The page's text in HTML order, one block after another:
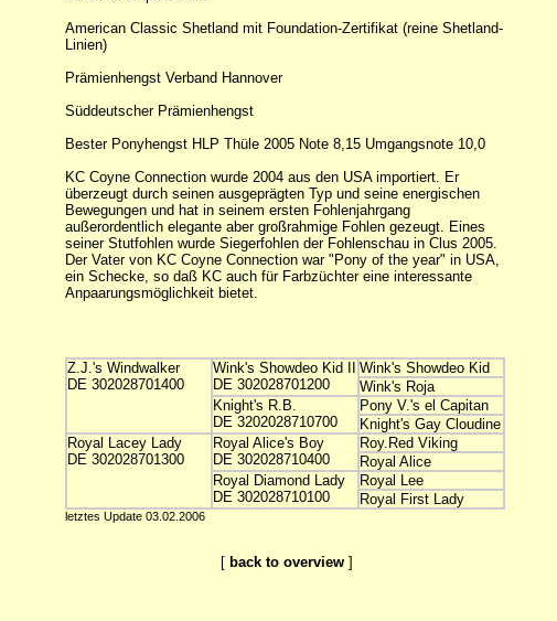
American Classic Shetland mit Foundation-Zertifikat (reine Shetland-
Linien)
Prämienhengst Verband Hannover
Süddeutscher Prämienhengst
Bester Ponyhengst HLP Thüle 2005 Note 8,15 Umgangsnote 10,0
KC Coyne Connection wurde 2004 aus den USA importiert. Er
überzeugt durch seinen ausgeprägten Typ und seine energischen
Bewegungen und hat in seinem ersten Fohlenjahrgang
außerordentlich elegante aber großrahmige Fohlen gezeugt. Eines
seiner Stutfohlen wurde Siegerfohlen der Fohlenschau in Clus 2005.
Der Vater von KC Coyne Connection war "Pony of the year" in USA,
ein Schecke, so daß KC auch für Farbzüchter eine interessante
Anpaarungsmöglichkeit bietet.
Z.J.'s Windwalker
DE 302028701400
Wink's Showdeo Kid II
DE 302028701200
Wink's Showdeo Kid
Wink's Roja
Knight's R.B.
DE 3202028710700
Pony V.'s el Capitan
Knight's Gay Cloudine
Royal Lacey Lady
DE 302028701300
Royal Alice's Boy
DE 302028710400
Roy.Red Viking
Royal Alice
Royal Diamond Lady
DE 302028710100
Royal Lee
Royal First Lady
letztes Update 03.02.2006
[ back to overview]